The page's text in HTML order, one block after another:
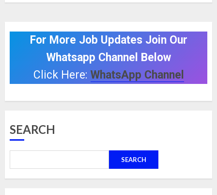
For More Job Updates Join Our
Whatsapp Channel Below
Click Here: WhatsApp Channel
SEARCH
SEARCH